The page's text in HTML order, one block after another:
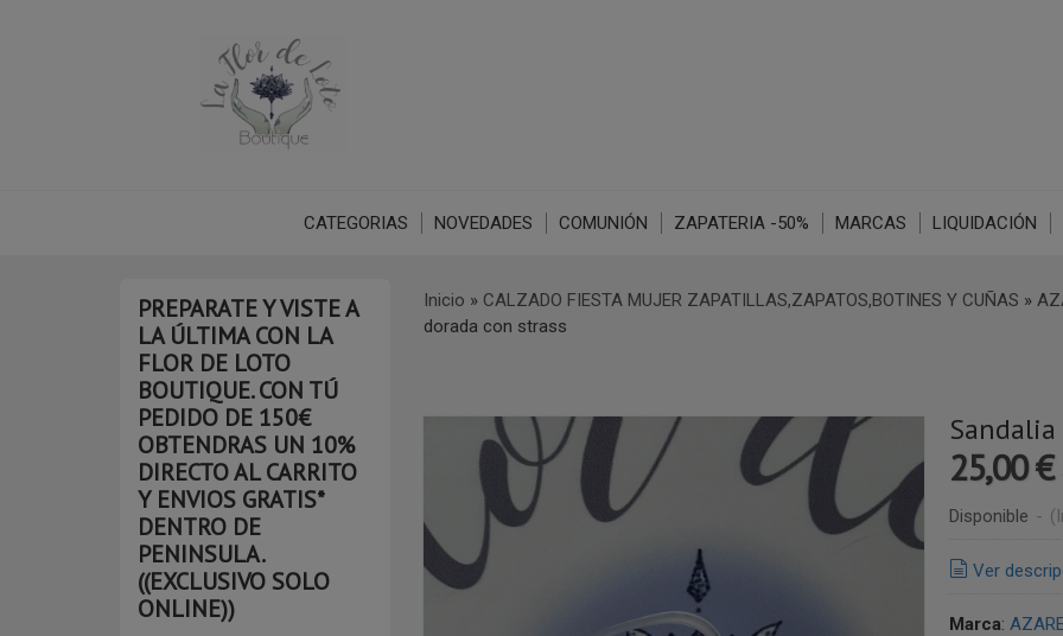
CATEGORIAS NOVEDADES COMUNIÓN ZAPATERIA -50% MARCAS LIQUIDACIÓN
PREPARATE Y VISTE A
LA ÚLTIMA CON LA
FLOR DE LOTO
BOUTIQUE. CON TÚ
PEDIDO DE 150€
OBTENDRAS UN 10%
DIRECTO AL CARRITO
Y ENVIOS GRATIS*
DENTRO DE
PENINSULA.
((EXCLUSIVO SOLO
ONLINE))
Inicio » CALZADO FIESTA MUJER ZAPATILLAS,ZAPATOS,BOTINES Y CUÑAS »
dorada con strass
25,00 €
Disponible -
Ver
Marca: